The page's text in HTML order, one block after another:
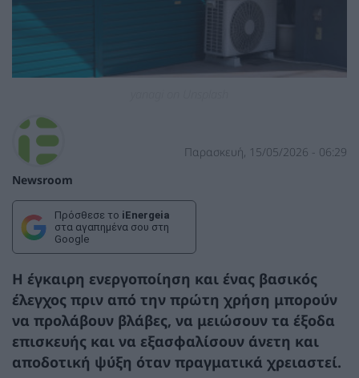
Newsroom
Παρασκευή, 15/05/2026 - 06:29
Πρόσθεσε το iEnergeia
στα αγαπημένα σου στη
Google
Η έγκαιρη ενεργοποίηση και ένας βασικός
έλεγχος πριν από την πρώτη χρήση μπορούν
να προλάβουν βλάβες, να μειώσουν τα έξοδα
επισκευής και να εξασφαλίσουν άνετη και
αποδοτική ψύξη όταν πραγματικά χρειαστεί.